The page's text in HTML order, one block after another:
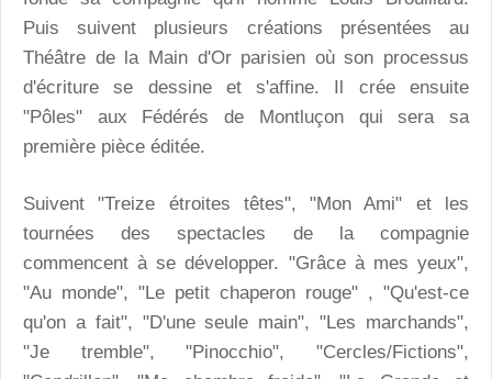
Puis suivent plusieurs créations présentées au
Théâtre de la Main d'Or parisien où son processus
d'écriture se dessine et s'affine. Il crée ensuite
"Pôles" aux Fédérés de Montluçon qui sera sa
première pièce éditée.
Suivent "Treize étroites têtes", "Mon Ami" et les
tournées des spectacles de la compagnie
commencent à se développer. "Grâce à mes yeux",
"Au monde", "Le petit chaperon rouge" , "Qu'est-ce
qu'on a fait", "D'une seule main", "Les marchands",
"Je tremble", "Pinocchio", "Cercles/Fictions",